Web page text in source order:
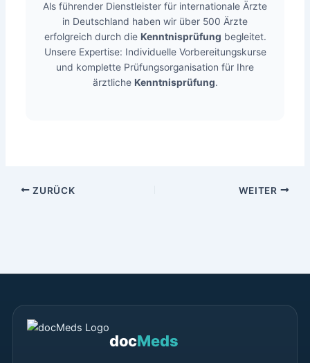
Als führender Dienstleister für internationale Ärzte
in Deutschland haben wir über 500 Ärzte
erfolgreich durch die Kenntnisprüfung begleitet.
Unsere Expertise: Individuelle Vorbereitungskurse
und komplette Prüfungsorganisation für Ihre
ärztliche Kenntnisprüfung.
ZURÜCK WEITER
docMeds